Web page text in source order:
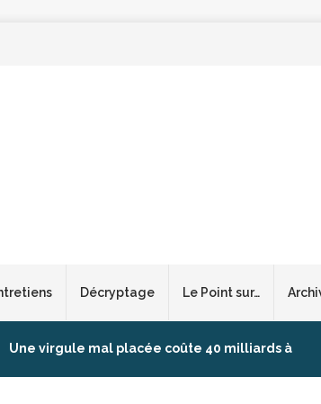
Décryptage Le Point sur…
Une virgule mal placée coûte 40 milliards à